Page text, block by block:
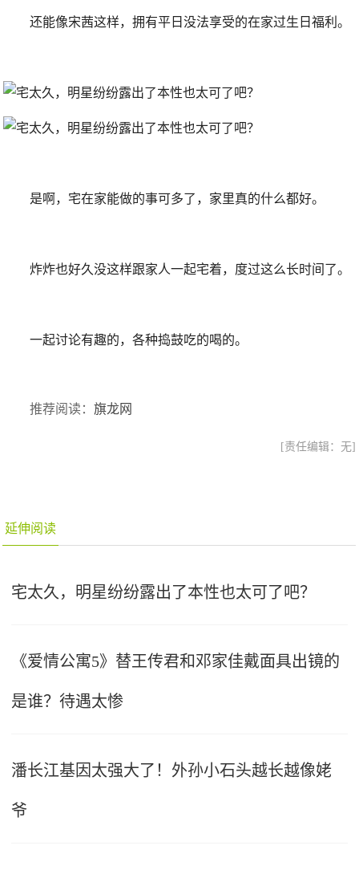
还能像宋茜这样，拥有平日没法享受的在家过生日福利。
是啊，宅在家能做的事可多了，家里真的什么都好。
炸炸也好久没这样跟家人一起宅着，度过这么长时间了。
一起讨论有趣的，各种捣鼓吃的喝的。
推荐阅读：旗龙网
[责任编辑：无]
延伸阅读
宅太久，明星纷纷露出了本性也太可了吧？
《爱情公寓5》替王传君和邓家佳戴面具出镜的
是谁？待遇太惨
潘长江基因太强大了！外孙小石头越长越像姥
爷